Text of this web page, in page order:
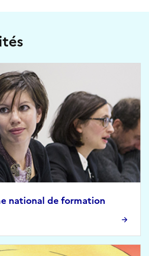
national de formation